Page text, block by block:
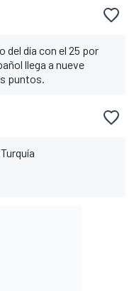
del día con el 25 por
llega a nueve
puntos.